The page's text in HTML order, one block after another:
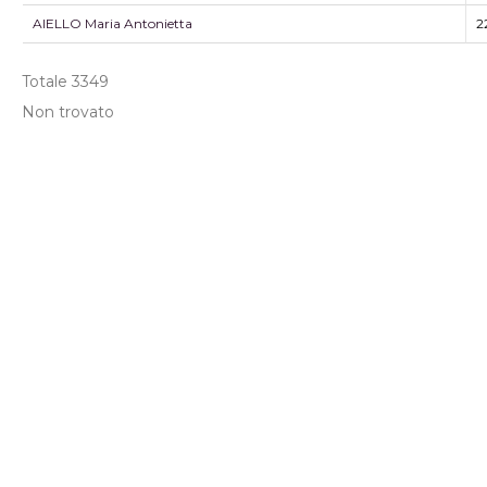
AIELLO Maria Antonietta
Totale 3349
Non trovato